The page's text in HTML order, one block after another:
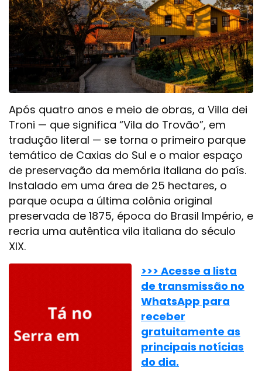
Após quatro anos e meio de obras, a Villa dei
Troni — que significa “Vila do Trovão”, em
tradução literal — se torna o primeiro parque
temático de Caxias do Sul e o maior espaço
de preservação da memória italiana do país.
Instalado em uma área de 25 hectares, o
parque ocupa a última colônia original
preservada de 1875, época do Brasil Império, e
recria uma autêntica vila italiana do século
XIX.
>>> Acesse a lista
de transmissão no
WhatsApp para
receber
gratuitamente as
principais notícias
do dia.